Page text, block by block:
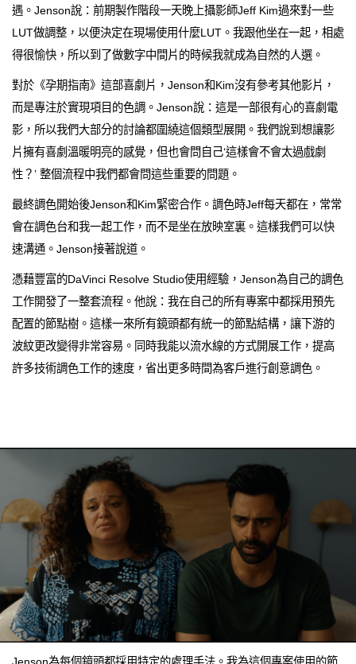
遇。Jenson說：前期製作階段一天晚上攝影師Jeff Kim過來對一些
LUT做調整，以便決定在現場使用什麼LUT。我跟他坐在一起，相處
得很愉快，所以到了做數字中間片的時候我就成為自然的人選。
對於《孕期指南》這部喜劇片，Jenson和Kim沒有參考其他影片，
而是專注於實現項目的色調。Jenson說：這是一部很有心的喜劇電
影，所以我們大部分的討論都圍繞這個類型展開。我們說到想讓影
片擁有喜劇溫暖明亮的感覺，但也會問自己‘這樣會不會太過戲劇
性？’ 整個流程中我們都會問這些重要的問題。
最終調色開始後Jenson和Kim緊密合作。調色時Jeff每天都在，常常
會在調色台和我一起工作，而不是坐在放映室裏。這樣我們可以快
速溝通。Jenson接著說道。
憑藉豐富的DaVinci Resolve Studio使用經驗，Jenson為自己的調色
工作開發了一整套流程。他說：我在自己的所有專案中都採用預先
配置的節點樹。這樣一來所有鏡頭都有統一的節點結構，讓下游的
波紋更改變得非常容易。同時我能以流水線的方式開展工作，提高
許多技術調色工作的速度，省出更多時間為客戶進行創意調色。
Jenson為每個鏡頭都採用特定的處理手法。我為這個專案使用的節